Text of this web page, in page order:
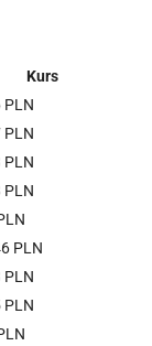
Kurs
PLN
PLN
PLN
PLN
PLN
PLN
PLN